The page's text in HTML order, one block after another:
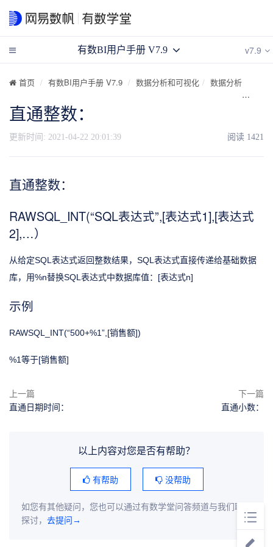
首页 有数BI用户手册 V7.9 数据分析和可视化 数据分析
直通整数：
更新时间: 2021-04-22 20:01:39 阅读 1421
直通整数：
RAWSQL_INT(“SQL表达式”,[表达式1],[表达式
2],…）
从给定SQL表达式返回整数结果，SQL表达式直接传递给基础数据
库，用%n替换SQL表达式中数据库值：[表达式n]
示例
RAWSQL_INT(“500+%1”,[销售额])
%1等于[销售额]
上一篇
直通日期时间：
下一篇
直通小数：
以上内容对您是否有帮助？
有帮助 没帮助
如您有其他疑问，您也可以通过有数学堂问答频道与我们联系
探讨， 去提问→
有数BI用户手册 V7.9 v7.9